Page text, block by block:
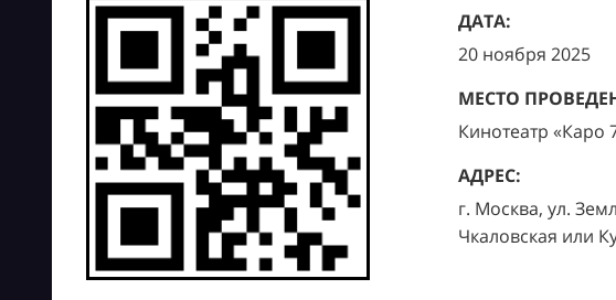
ДАТА:
20 ноября 2025
МЕСТО
Кинотеатр «Каро
АДРЕС:
г. Москва, ул.
Чкаловская или